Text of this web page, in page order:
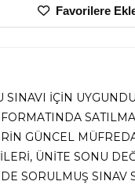
Favorilere
SINAVI İÇİN
GÜNCEL
ÜNİTE SONU
SORULMUŞ SINAV